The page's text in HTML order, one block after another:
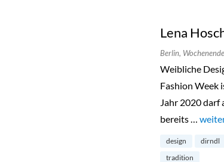
Lena
Berlin,
Weibliche
Fashion Week
Jahr 2020 darf
bereits …
design dirndl
tradition